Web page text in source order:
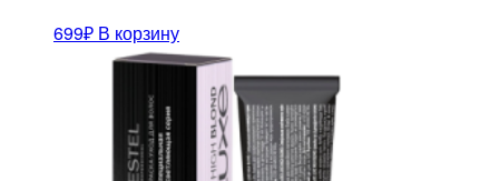
699₽ В корзину